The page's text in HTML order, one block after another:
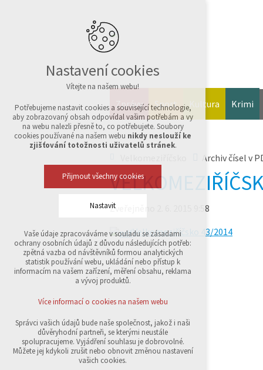
Zprávy Sport Kultura Krimi
Archiv čísel v
Zveřejněno 2. 6. 2015 9:58
Velkomeziříčsko 43/2014
Nastavení cookies
Vítejte na našem webu!
Potřebujeme nastavit cookies a související technologie,
aby zobrazovaný obsah odpovídal vašim potřebám a vy
na webu nalezli přesně to, co potřebujete. Soubory
cookies používané na našem webu nikdy neslouží ke
zjišťování totožnosti uživatelů stránek.
Přijmout všechny cookies
Nastavit
Technická cookies
nutná pro provozování webu
udržení kontextu stránek (session): případná
přihlášení, volby jazyka, apod.
analytická pro anonymizované vyhodnocení
návštěvnosti
marketingová cookies (Google,Sklik)
Více informací o cookies na našem webu
Vaše údaje zpracováváme v souladu se zásadami
ochrany osobních údajů z důvodu následujících potřeb:
zpětná vazba od návštěvníků formou analytických
statistik používání webu, ukládání nebo přístup k
informacím na vašem zařízení, měření obsahu, reklama
a vývoj produktů.
Více informací o cookies na našem webu
Správci vašich údajů bude naše společnost, jakož i naši
důvěryhodní partneři, se kterými neustále
spolupracujeme. Vyjádření souhlasu je dobrovolné.
Můžete jej kdykoli zrušit nebo obnovit změnou nastavení
vašich cookies.